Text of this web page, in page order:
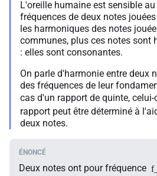
L'oreille humaine est sensible
fréquences de deux notes
les harmoniques des notes
communes, plus ces notes sont
: elles sont consonantes.
On parle d'harmonie entre deux
des fréquences de leur
cas d'un rapport de quinte,
rapport peut être déterminé à
deux notes.
Deux notes ont pour fréquence